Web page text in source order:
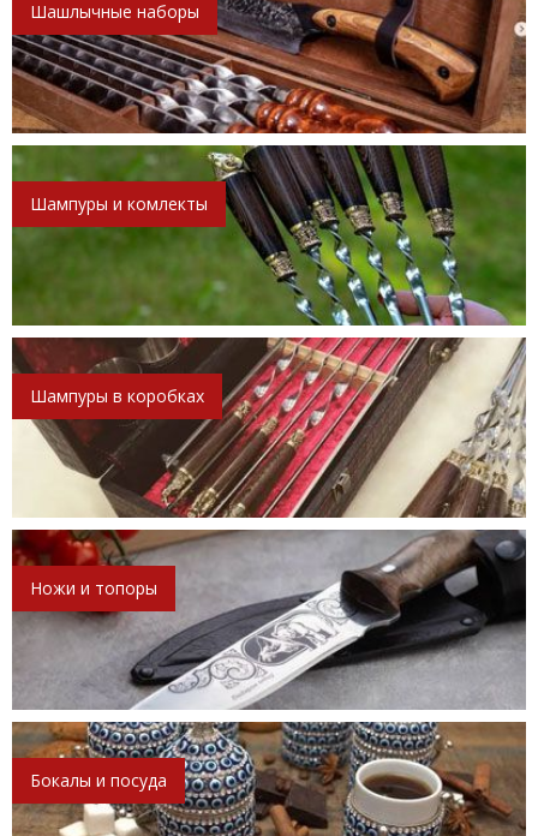
Шашлычные наборы
Шампуры и комлекты
Шампуры в коробках
Ножи и топоры
Бокалы и посуда